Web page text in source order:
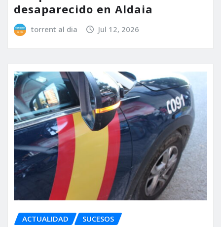
desaparecido en Aldaia
torrent al dia Jul 12, 2026
ACTUALIDAD SUCESOS